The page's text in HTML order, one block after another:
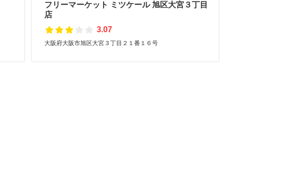
フリーマーケット ミツケール 旭区大宮３丁目
店
3.07
大阪府大阪市旭区大宮３丁目２１番１６号